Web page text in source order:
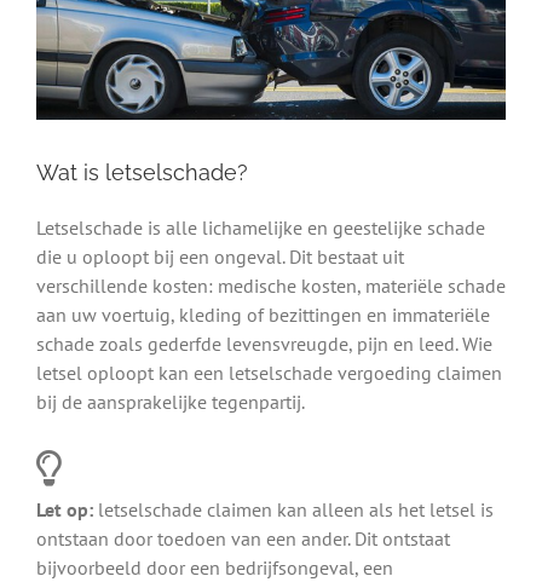
Wat is letselschade?
Letselschade is alle lichamelijke en geestelijke schade
die u oploopt bij een ongeval. Dit bestaat uit
verschillende kosten: medische kosten, materiële schade
aan uw voertuig, kleding of bezittingen en immateriële
schade zoals gederfde levensvreugde, pijn en leed. Wie
letsel oploopt kan een letselschade vergoeding claimen
bij de aansprakelijke tegenpartij.
Let op: letselschade claimen kan alleen als het letsel is
ontstaan door toedoen van een ander. Dit ontstaat
bijvoorbeeld door een bedrijfsongeval, een